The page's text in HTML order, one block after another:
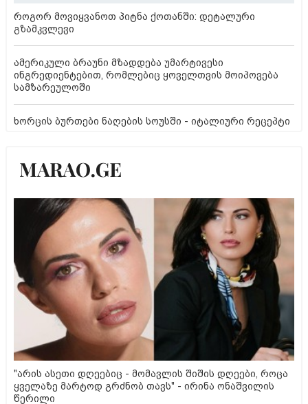
როგორ მოვიყვანოთ პიტნა ქოთანში: დეტალური
გზამკვლევი
ამერიკული ბრაუნი მზადდება უმარტივესი
ინგრედიენტებით, რომლებიც ყოველთვის მოიპოვება
სამზარეულოში
ხორცის ბურთები ნაღების სოუსში - იტალიური რეცეპტი
"არის ასეთი დღეებიც - მომავლის შიშის დღეები, როცა
ყველაზე მარტოდ გრძნობ თავს" - ირინა ონაშვილის
წერილი